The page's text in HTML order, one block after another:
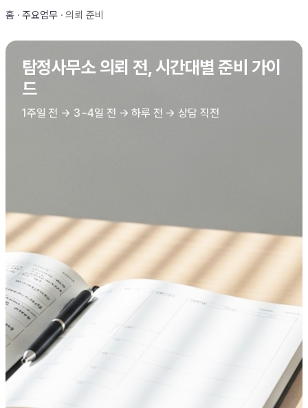
홈·주요업무·의뢰 준비
탐정사무소 의뢰 전, 시간대별 준비 가이
드
1주일 전 → 3~4일 전 → 하루 전 → 상담 직전